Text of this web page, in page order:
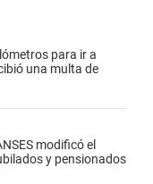
para ir a
una multa de
modificó el
y pensionados